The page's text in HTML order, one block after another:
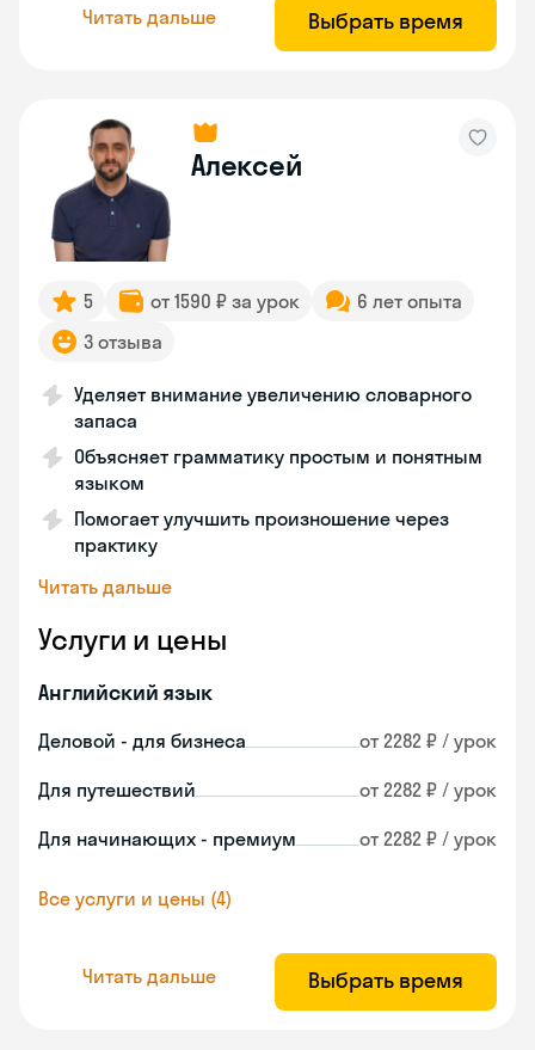
Читать дальше Выбрать время
Алексей
5 от 1590 ₽ за урок
6 лет опыта
3 отзыва
Уделяет внимание увеличению словарного
запаса
Объясняет грамматику простым и понятным
языком
Помогает улучшить произношение через
практику
Читать дальше
Услуги и цены
Английский язык
Деловой - для бизнеса от 2282 ₽ / урок
Для путешествий от 2282 ₽ / урок
Для начинающих - премиум от 2282 ₽ / урок
Все услуги и цены (4)
Читать дальше Выбрать время